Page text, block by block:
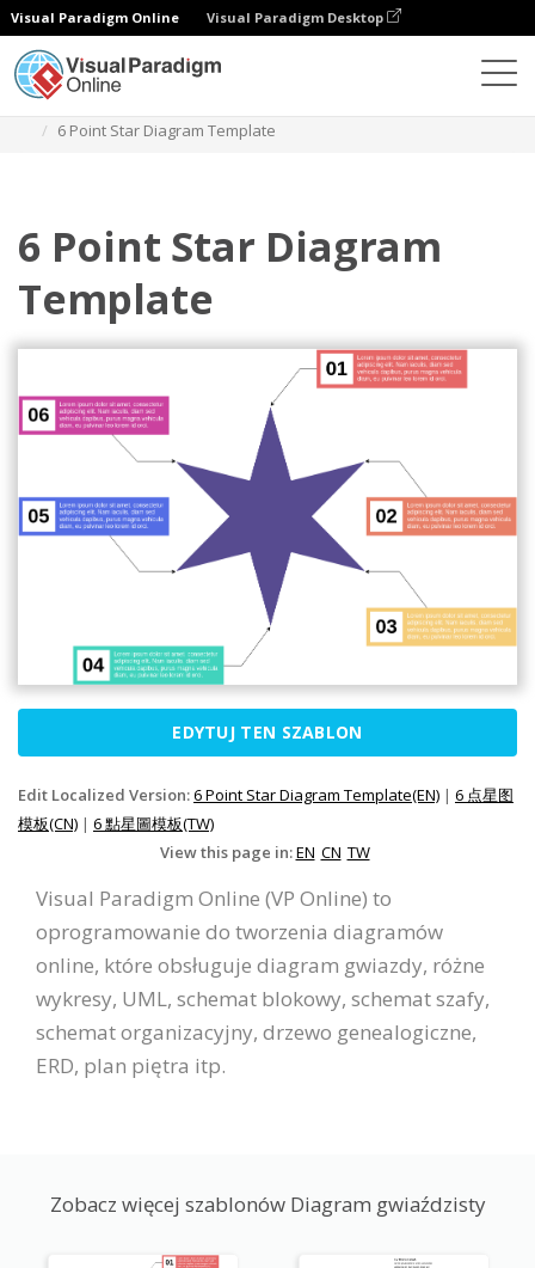
Visual Paradigm Online Visual Paradigm Desktop
6 Point Star Diagram Template
6 Point Star Diagram
Template
EDYTUJ TEN SZABLON
Edit Localized Version:6 Point Star Diagram Template(EN) | 6 点星图
模板(CN) | 6 點星圖模板(TW)
View this page in:EN CN TW
Visual Paradigm Online (VP Online) to
oprogramowanie do tworzenia diagramów
online, które obsługuje diagram gwiazdy, różne
wykresy, UML, schemat blokowy, schemat szafy,
schemat organizacyjny, drzewo genealogiczne,
ERD, plan piętra itp.
Zobacz więcej szablonów Diagram gwiaździsty